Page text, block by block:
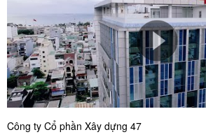
Công ty Cổ phần Xây dựng 47